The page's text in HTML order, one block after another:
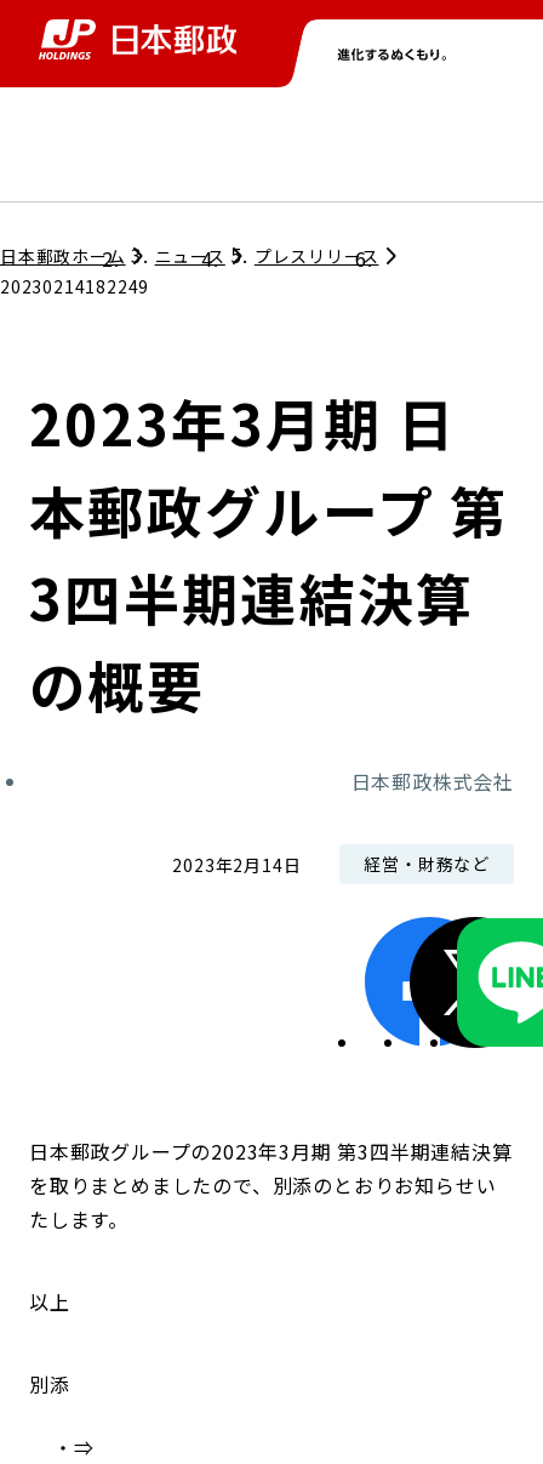
グループ情報トップ
コンプライアンス
ガバナンス
ローカル共創イニシアティブ
関連事業
株主・投資家情報トップ
個人投資家のみなさまへ
株式情報
IRカレンダー
ニューストップ
サステナビリティトップ
担当役員メッセージ
サステナビリティマネジメント
社会
採用情報トップ
日本郵政ホーム ニュース
プレスリリース
20230214182249
2023年3月期 日
本郵政グループ 第
3四半期連結決算
の概要
日本郵政株式会社
2023年2月14日 経営・財務など
日本郵政グループの2023年3月期 第3四半期連結決算
を取りまとめましたので、別添のとおりお知らせい
たします。
以上
別添
⇒